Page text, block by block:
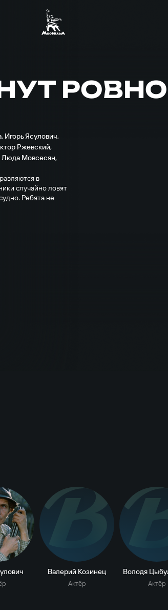
РОВНО
, Игорь Ясулович,
Ржевский,
Люда Мовсесян,
в
случайно ловят
Ребята не
В
Валерий Козинец
Актёр
Володя
Актёр